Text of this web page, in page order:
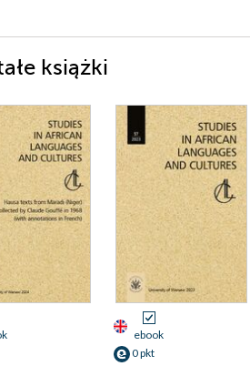
książki
ebook
0 pkt